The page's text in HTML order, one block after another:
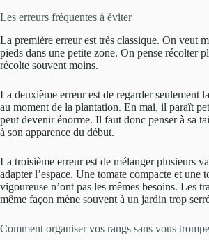
Les erreurs fréquentes à éviter
La première erreur est très classique. On veut
pieds dans une petite zone. On pense récolter
récolte souvent moins.
La deuxième erreur est de regarder seulement
au moment de la plantation. En mai, il paraît
peut devenir énorme. Il faut donc penser à sa
à son apparence du début.
La troisième erreur est de mélanger plusieurs
adapter l’espace. Une tomate compacte et une
vigoureuse n’ont pas les mêmes besoins. Les
même façon mène souvent à un jardin trop
Comment organiser vos rangs sans vous